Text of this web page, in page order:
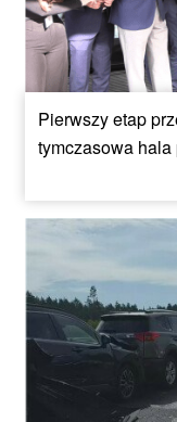
Pierwszy etap
tymczasowa